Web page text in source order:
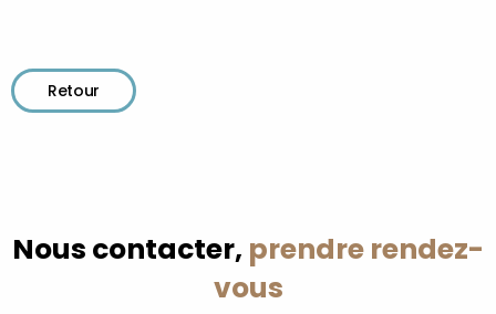
Retour
Nous contacter, prendre rendez-
vous